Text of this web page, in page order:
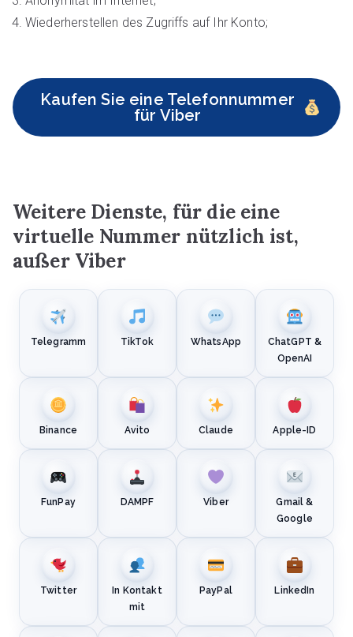
Wiederherstellen des Zugriffs auf Ihr Konto;
Kaufen Sie eine Telefonnummer
für Viber
Weitere Dienste, für die eine
virtuelle Nummer nützlich ist,
außer Viber
Telegramm TikTok WhatsApp
ChatGPT &
OpenAI
Binance Avito Claude Apple-ID
FunPay DAMPF Viber
Gmail &
Google
Twitter
In Kontakt
mit
PayPal LinkedIn